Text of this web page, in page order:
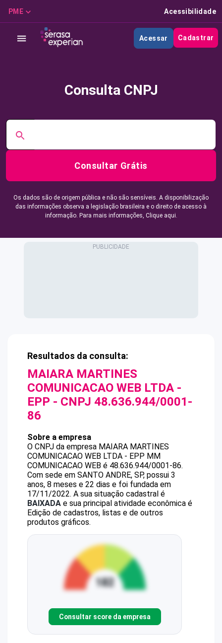
PME Acessibilidade
Acessar Cadastrar
Consulta CNPJ
Consultar Grátis
Os dados são de origem pública e não são sensíveis. A disponibilização
das informações observa a legislação brasileira e o direito de acesso à
informação. Para mais informações, Clique aqui.
Resultados da consulta:
MAIARA MARTINES
COMUNICACAO WEB LTDA -
EPP - CNPJ 48.636.944/0001-
86
Sobre a empresa
O CNPJ da empresa MAIARA MARTINES
COMUNICACAO WEB LTDA - EPP MM
COMUNICACAO WEB é 48.636.944/0001-86.
Com sede em SANTO ANDRE, SP, possui 3
anos, 8 meses e 22 dias e foi fundada em
17/11/2022. A sua situação cadastral é
BAIXADA e sua principal atividade econômica é
Edição de cadastros, listas e de outros
produtos gráficos.
Consultar score da empresa